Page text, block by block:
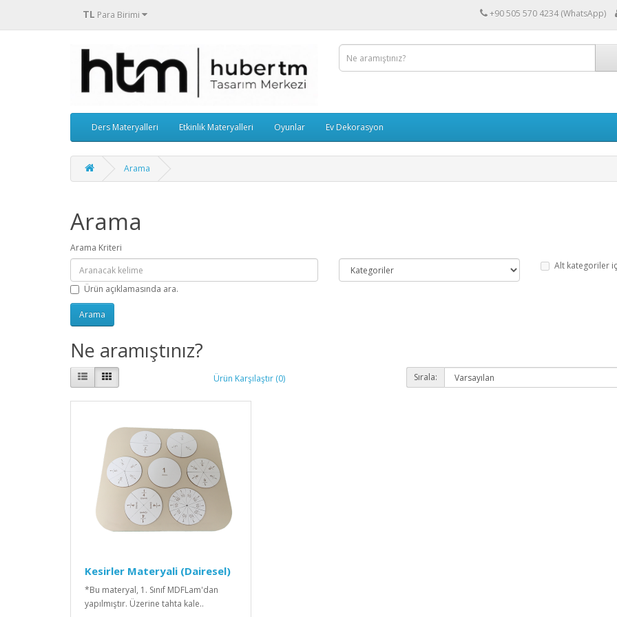
TL Para Birimi +90 505 570 4234 (WhatsApp)
Ders Materyalleri Etkinlik Materyalleri Oyunlar Ev Dekorasyon
Arama
Arama
Arama Kriteri
Alt kategoriler
Ürün açıklamasında ara.
Ne aramıştınız?
Ürün Karşılaştır (0) Sırala:
Kesirler Materyali (Dairesel)
*Bu materyal, 1. Sınıf MDFLam'dan
yapılmıştır. Üzerine tahta kale..